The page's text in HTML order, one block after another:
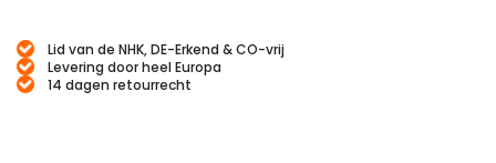
Lid van de NHK, DE-Erkend & CO-vrij
Levering door heel Europa
14 dagen retourrecht